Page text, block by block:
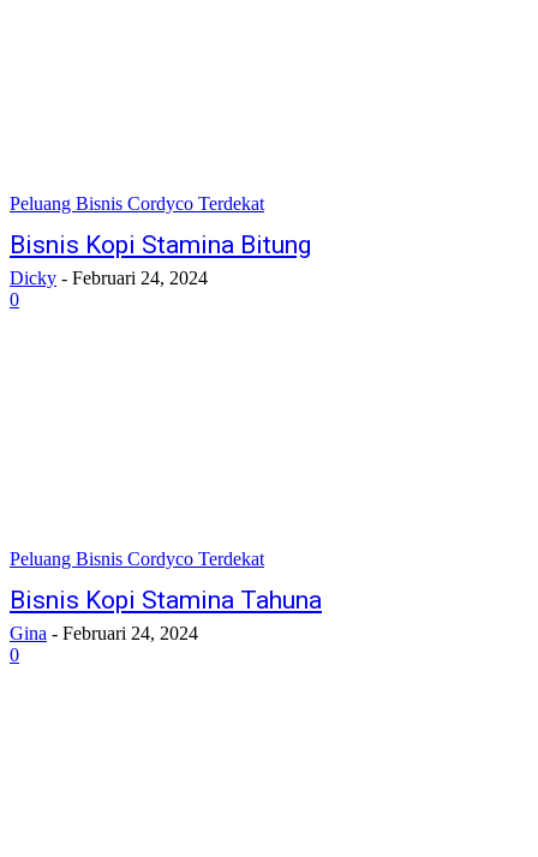
Peluang Bisnis Cordyco Terdekat
Bisnis Kopi Stamina Bitung
Dicky - Februari 24, 2024
0
Peluang Bisnis Cordyco Terdekat
Bisnis Kopi Stamina Tahuna
Gina - Februari 24, 2024
0